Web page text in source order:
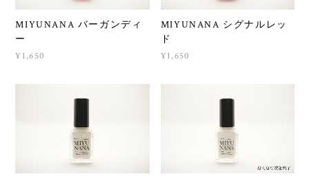
MIYUNANA バーガンディ
ー
¥1,650
MIYUNANA シグナルレッ
ド
¥1,650